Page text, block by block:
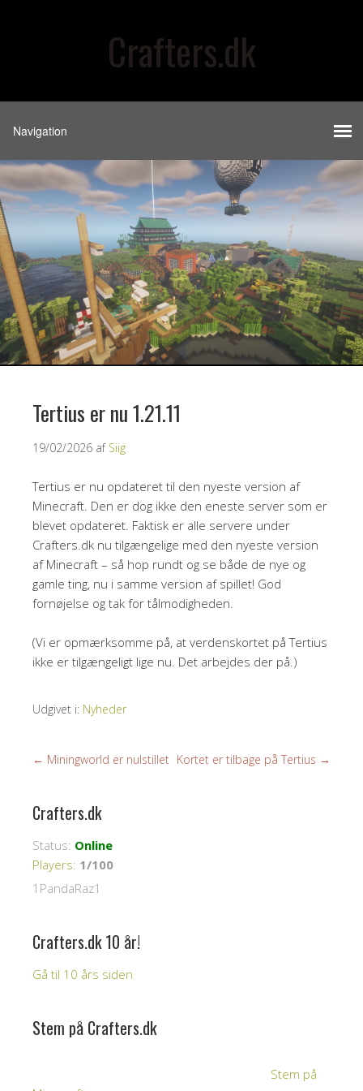
Crafters.dk
Tertius er nu 1.21.11
19/02/2026 af Siig
Tertius er nu opdateret til den nyeste version af
Minecraft. Den er dog ikke den eneste server som er
blevet opdateret. Faktisk er alle servere under
Crafters.dk nu tilgængelige med den nyeste version
af Minecraft – så hop rundt og se både de nye og
gamle ting, nu i samme version af spillet! God
fornøjelse og tak for tålmodigheden.
(Vi er opmærksomme på, at verdenskortet på Tertius
ikke er tilgængeligt lige nu. Det arbejdes der på.)
Udgivet i: Nyheder
← Miningworld er nulstillet Kortet er tilbage på Tertius →
Crafters.dk
Status: Online
Players: 1/100
1PandaRaz1
Crafters.dk 10 år!
Gå til 10 års siden
Stem på Crafters.dk
Stem på